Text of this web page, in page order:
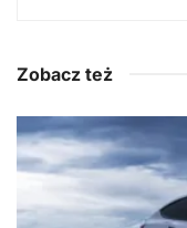
Zobacz też